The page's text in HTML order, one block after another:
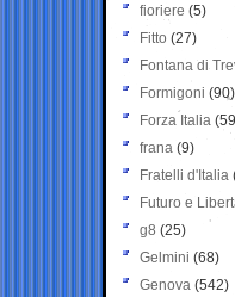
fioriere (5)
Fitto (27)
Fontana di
Formigoni (90)
Forza Italia
frana (9)
Fratelli d'Italia
Futuro e
g8 (25)
Gelmini (68)
Genova (542)